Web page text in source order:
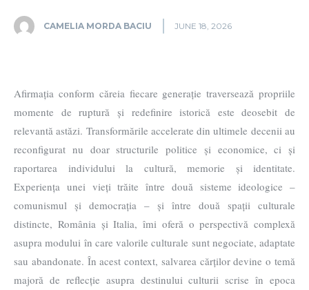
CAMELIA MORDA BACIU JUNE 18, 2026
Afirmația conform căreia fiecare generație traversează propriile
momente de ruptură și redefinire istorică este deosebit de
relevantă astăzi. Transformările accelerate din ultimele decenii au
reconfigurat nu doar structurile politice și economice, ci și
raportarea individului la cultură, memorie și identitate.
Experiența unei vieți trăite între două sisteme ideologice –
comunismul și democrația – și între două spații culturale
distincte, România și Italia, îmi oferă o perspectivă complexă
asupra modului în care valorile culturale sunt negociate, adaptate
sau abandonate. În acest context, salvarea cărților devine o temă
majoră de reflecție asupra destinului culturii scrise în epoca